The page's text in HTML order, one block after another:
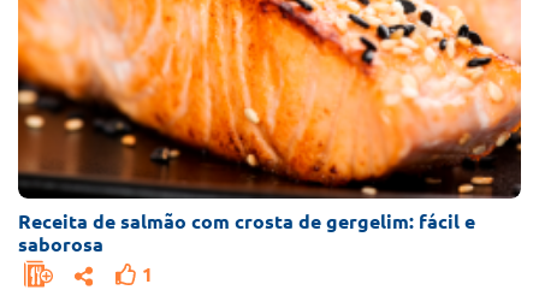
Receita de salmão com crosta de gergelim: fácil e
saborosa
1